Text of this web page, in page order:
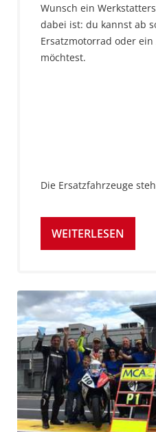
Wunsch ein
dabei ist: du kannst ab
Ersatzmotorrad oder
möchtest.
Die Ersatzfahrzeuge
WEITERLESEN